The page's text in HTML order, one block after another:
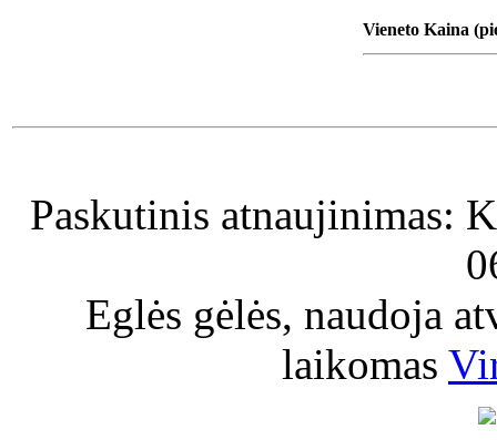
Vieneto Kaina
Paskutinis atnaujinimas:
Eglės gėlės, naudoja
laikomas